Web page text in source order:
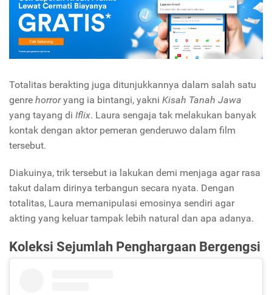
Totalitas berakting juga ditunjukkannya dalam salah satu
genre horroryang ia bintangi, yakni Kisah Tanah Jawa
yang tayang di Iflix. Laura sengaja tak melakukan banyak
kontak dengan aktor pemeran genderuwo dalam film
tersebut.
Diakuinya, trik tersebut ia lakukan demi menjaga agar rasa
takut dalam dirinya terbangun secara nyata. Dengan
totalitas, Laura memanipulasi emosinya sendiri agar
akting yang keluar tampak lebih natural dan apa adanya.
Koleksi Sejumlah Penghargaan Bergengsi